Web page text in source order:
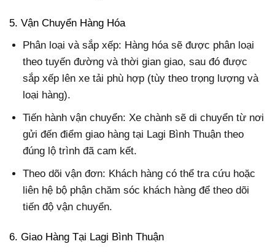
5. Vận Chuyển Hàng Hóa
Phân loại và sắp xếp: Hàng hóa sẽ được phân loại
theo tuyến đường và thời gian giao, sau đó được
sắp xếp lên xe tải phù hợp (tùy theo trọng lượng và
loại hàng).
Tiến hành vận chuyển: Xe chành sẽ di chuyển từ nơi
gửi đến điểm giao hàng tại Lagi Bình Thuận theo
đúng lộ trình đã cam kết.
Theo dõi vận đơn: Khách hàng có thể tra cứu hoặc
liên hệ bộ phận chăm sóc khách hàng để theo dõi
tiến độ vận chuyển.
6. Giao Hàng Tại Lagi Bình Thuận